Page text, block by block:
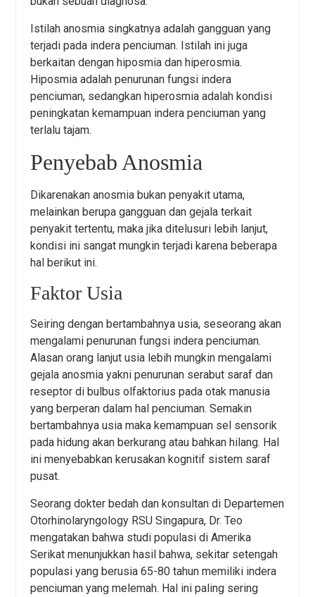
Istilah anosmia singkatnya adalah gangguan yang
terjadi pada indera penciuman. Istilah ini juga
berkaitan dengan hiposmia dan hiperosmia.
Hiposmia adalah penurunan fungsi indera
penciuman, sedangkan hiperosmia adalah kondisi
peningkatan kemampuan indera penciuman yang
terlalu tajam.
Penyebab Anosmia
Dikarenakan anosmia bukan penyakit utama,
melainkan berupa gangguan dan gejala terkait
penyakit tertentu, maka jika ditelusuri lebih lanjut,
kondisi ini sangat mungkin terjadi karena beberapa
hal berikut ini.
Faktor Usia
Seiring dengan bertambahnya usia, seseorang akan
mengalami penurunan fungsi indera penciuman.
Alasan orang lanjut usia lebih mungkin mengalami
gejala anosmia yakni penurunan serabut saraf dan
reseptor di bulbus olfaktorius pada otak manusia
yang berperan dalam hal penciuman. Semakin
bertambahnya usia maka kemampuan sel sensorik
pada hidung akan berkurang atau bahkan hilang. Hal
ini menyebabkan kerusakan kognitif sistem saraf
pusat.
Seorang dokter bedah dan konsultan di Departemen
Otorhinolaryngology RSU Singapura, Dr. Teo
mengatakan bahwa studi populasi di Amerika
Serikat menunjukkan hasil bahwa, sekitar setengah
populasi yang berusia 65-80 tahun memiliki indera
penciuman yang melemah. Hal ini paling sering